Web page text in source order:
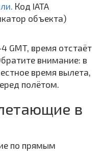
Код IATA
объекта)
GMT, время отстаёт
внимание: в
время вылета,
полётом.
в
по прямым